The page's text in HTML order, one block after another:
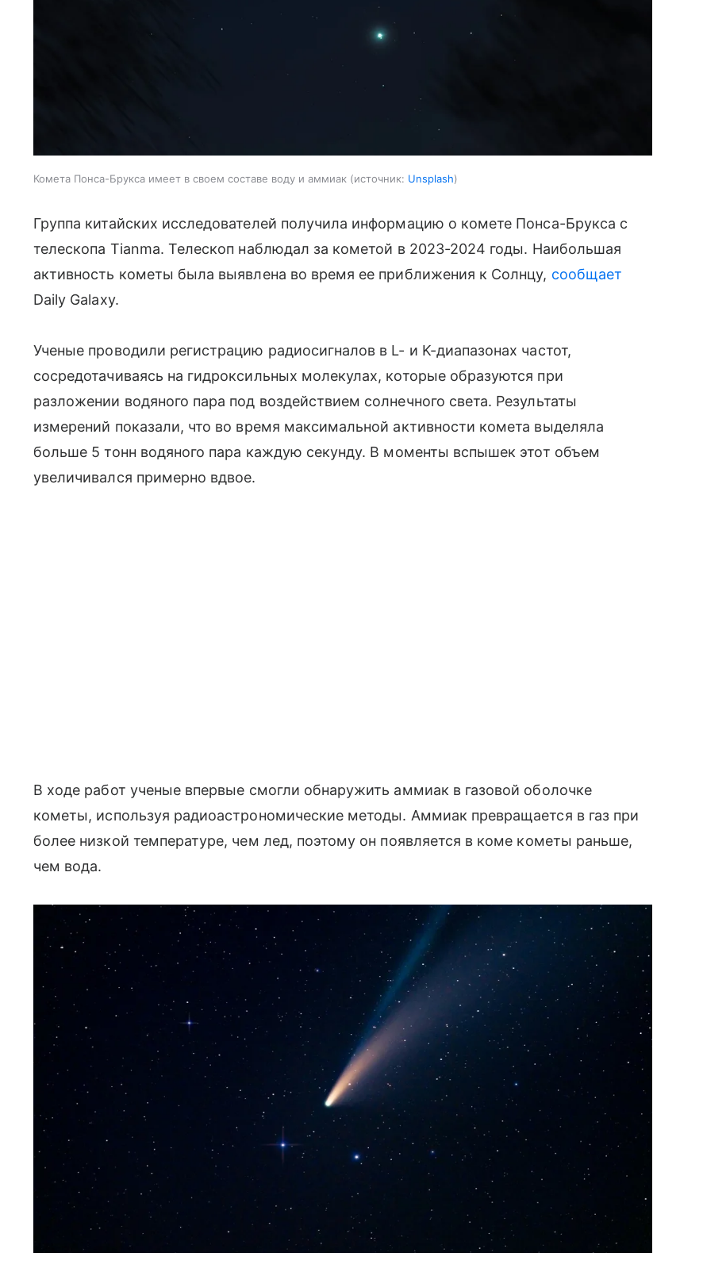
Комета Понса-Брукса имеет в своем составе воду и аммиак источник: Unsplash
Группа китайских исследователей получила информацию о комете Понса-Брукса с
телескопа Tianma. Телескоп наблюдал за кометой в 2023-2024 годы. Наибольшая
активность кометы была выявлена во время ее приближения к Солнцу, сообщает
Daily Galaxy.
Ученые проводили регистрацию радиосигналов в L- и K-диапазонах частот,
сосредотачиваясь на гидроксильных молекулах, которые образуются при
разложении водяного пара под воздействием солнечного света. Результаты
измерений показали, что во время максимальной активности комета выделяла
больше 5 тонн водяного пара каждую секунду. В моменты вспышек этот объем
увеличивался примерно вдвое.
В ходе работ ученые впервые смогли обнаружить аммиак в газовой оболочке
кометы, используя радиоастрономические методы. Аммиак превращается в газ при
более низкой температуре, чем лед, поэтому он появляется в коме кометы раньше,
чем вода.